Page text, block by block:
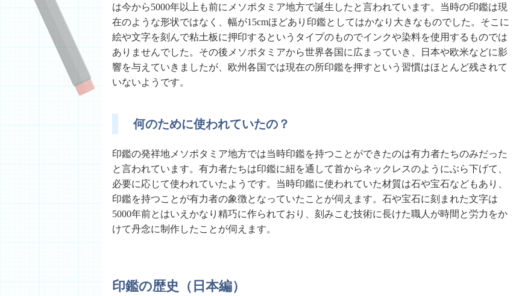
は今から5000年以上も前にメソポタミア地方で誕生したと言われています。当時の印鑑は現
在のような形状ではなく、幅が15cmほどあり印鑑としてはかなり大きなものでした。そこに
絵や文字を刻んで粘土板に押印するというタイプのものでインクや染料を使用するものでは
ありませんでした。その後メソポタミアから世界各国に広まっていき、日本や欧米などに影
響を与えていきましたが、欧州各国では現在の所印鑑を押すという習慣はほとんど残されて
いないようです。
何のために使われていたの？
印鑑の発祥地メソポタミア地方では当時印鑑を持つことができたのは有力者たちのみだった
と言われています。有力者たちは印鑑に紐を通して首からネックレスのようにぶら下げて、
必要に応じて使われていたようです。当時印鑑に使われていた材質は石や宝石などもあり、
印鑑を持つことが有力者の象徴となっていたことが伺えます。石や宝石に刻まれた文字は
5000年前とはいえかなり精巧に作られており、刻みこむ技術に長けた職人が時間と労力をか
けて丹念に制作したことが伺えます。
印鑑の歴史（日本編）